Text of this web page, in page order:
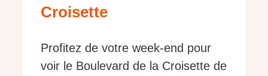
Croisette
Profitez de votre week-end pour
voir le Boulevard de la Croisette de